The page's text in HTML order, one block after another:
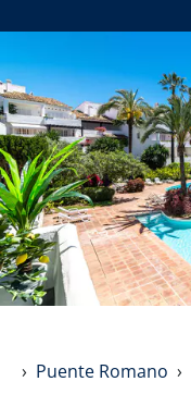
Puente Romano